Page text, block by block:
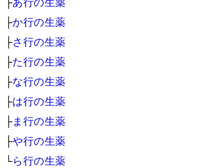
├か行の生薬
├さ行の生薬
├た行の生薬
├な行の生薬
├は行の生薬
├ま行の生薬
├や行の生薬
└ら行の生薬